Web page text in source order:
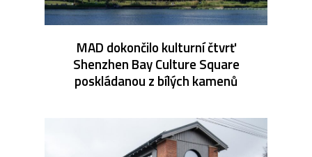
MAD dokončilo kulturní čtvrť
Shenzhen Bay Culture Square
poskládanou z bílých kamenů